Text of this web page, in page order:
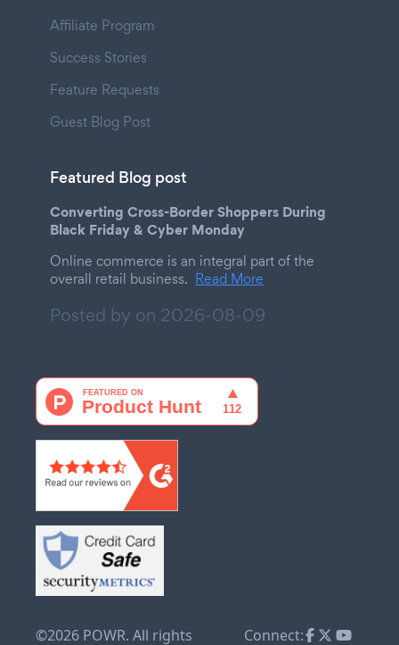
Affiliate Program
Success Stories
Feature Requests
Guest Blog Post
Featured Blog post
Converting Cross-Border Shoppers During
Black Friday & Cyber Monday
Online commerce is an integral part of the
overall retail business. Read More
Posted by on 2026-08-09
©2026 POWR. All rights Connect: